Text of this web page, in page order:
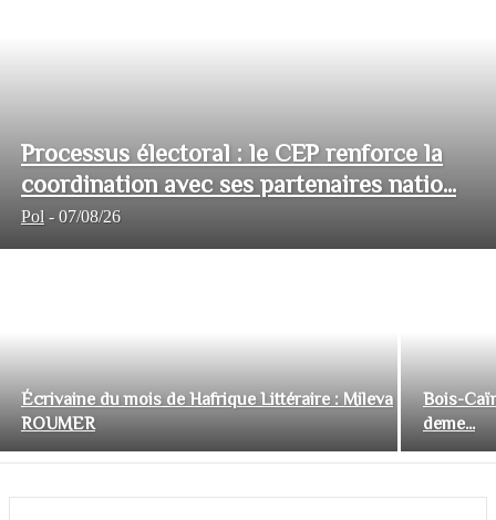
Processus électoral : le CEP renforce la
coordination avec ses partenaires natio...
Pol - 07/08/26
Écrivaine du mois de Hafrique Littéraire : Mileva
ROUMER
Bois-
deme...